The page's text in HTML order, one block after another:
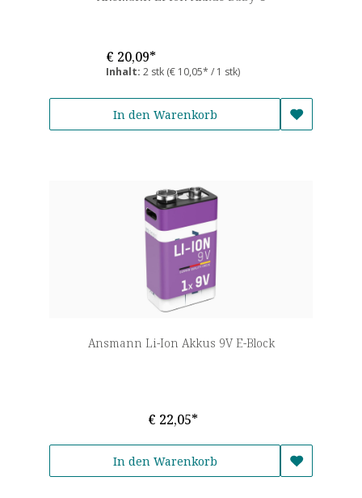
Inhalt: 2 stk (€ 10,05* / 1 stk)
€ 20,09*
In den Warenkorb
Ansmann Li-Ion Akkus 9V E-Block
€ 22,05*
In den Warenkorb